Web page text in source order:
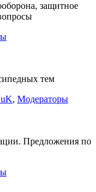
защитное
тем
, Модераторы
Предложения по